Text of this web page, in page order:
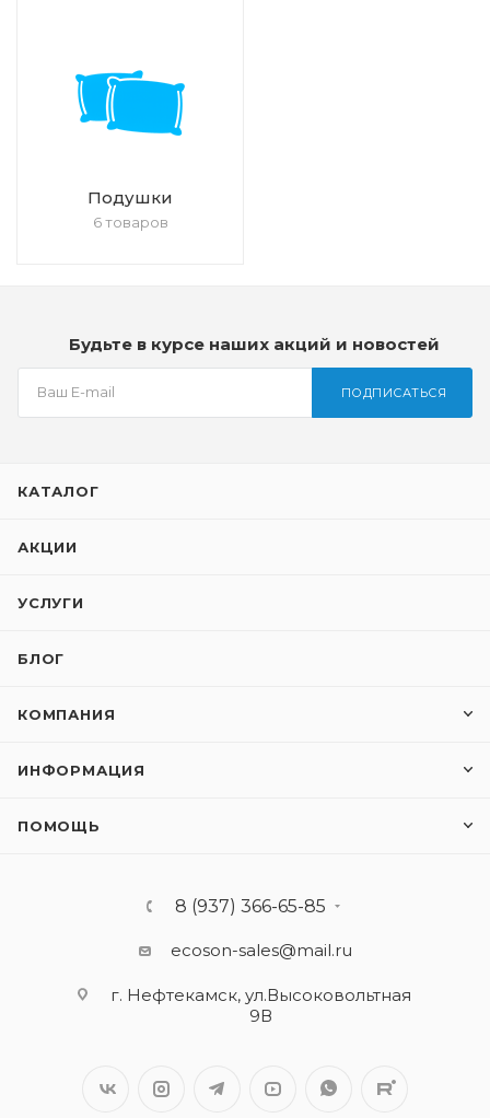
Подушки
6 товаров
Будьте в курсе наших акций и новостей
ПОДПИСАТЬСЯ
КАТАЛОГ
АКЦИИ
УСЛУГИ
БЛОГ
КОМПАНИЯ
ИНФОРМАЦИЯ
ПОМОЩЬ
8 (937) 366-65-85
ecoson-sales@mail.ru
г. Нефтекамск, ул.Высоковольтная
9В